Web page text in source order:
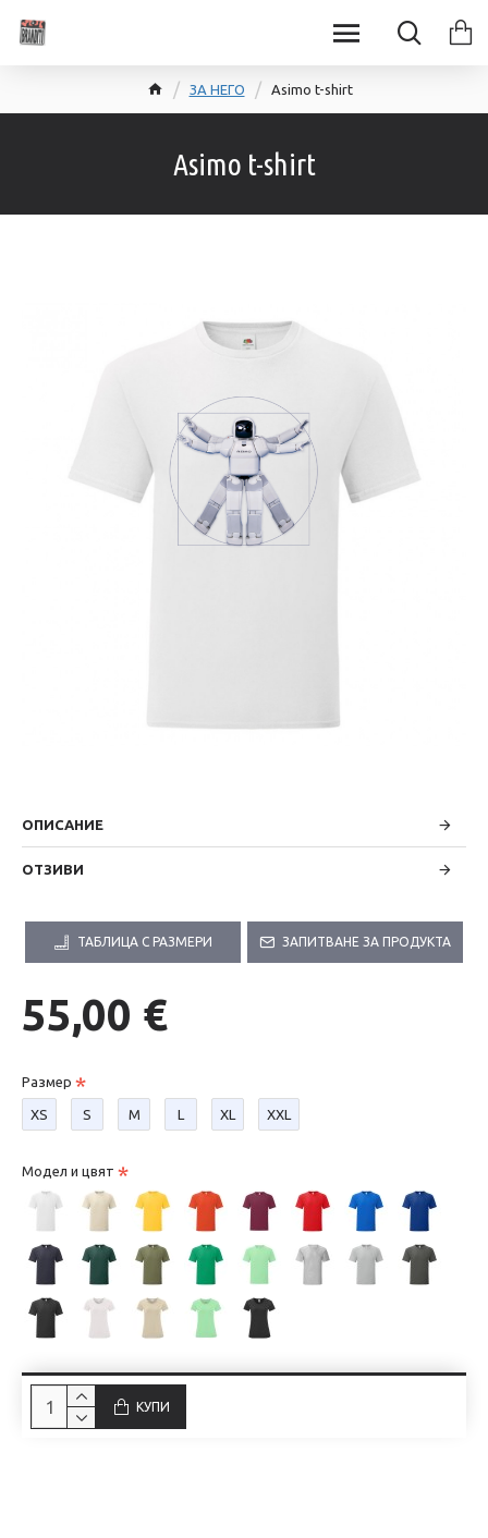
ЗА НЕГО Asimo t-shirt
Asimo t-shirt
ОПИСАНИЕ
ОТЗИВИ
ТАБЛИЦА С РАЗМЕРИ ЗАПИТВАНЕ ЗА ПРОДУКТА
55,00 €
Размер
XS S М L XL XXL
Модел и цвят
КУПИ